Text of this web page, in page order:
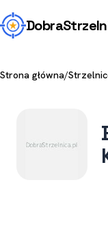
Dobra
Strona główna/